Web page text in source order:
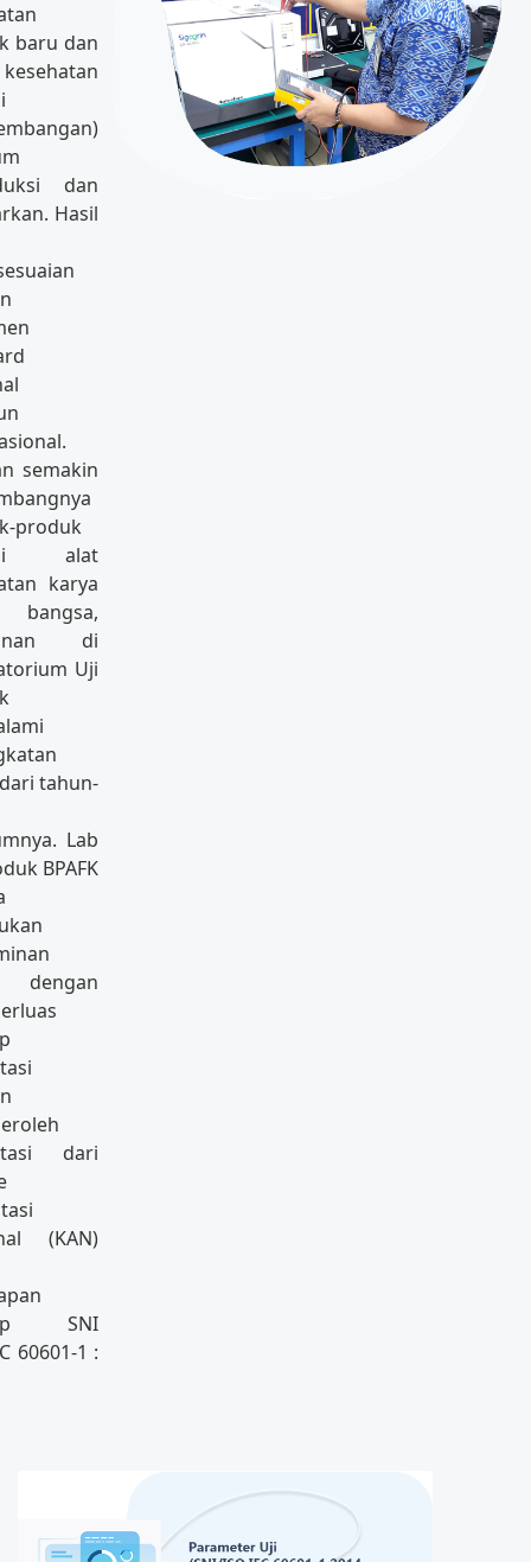
baru dan
dan
Hasil
semakin
produk
alat
karya
bangsa,
di
Uji
tahun-
Lab
BPAFK
dengan
dari
(KAN)
SNI
60601-1 :